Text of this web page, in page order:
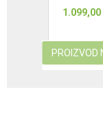
1.099,00
PROIZVOD